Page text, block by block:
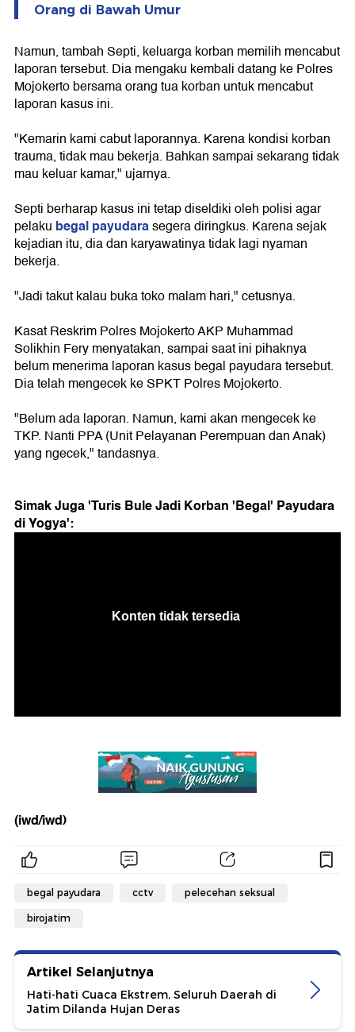
Orang di Bawah Umur
Namun, tambah Septi, keluarga korban memilih mencabut
laporan tersebut. Dia mengaku kembali datang ke Polres
Mojokerto bersama orang tua korban untuk mencabut
laporan kasus ini.
"Kemarin kami cabut laporannya. Karena kondisi korban
trauma, tidak mau bekerja. Bahkan sampai sekarang tidak
mau keluar kamar," ujarnya.
Septi berharap kasus ini tetap diseldiki oleh polisi agar
pelaku begal payudarasegera diringkus. Karena sejak
kejadian itu, dia dan karyawatinya tidak lagi nyaman
bekerja.
"Jadi takut kalau buka toko malam hari," cetusnya.
Kasat Reskrim Polres Mojokerto AKP Muhammad
Solikhin Fery menyatakan, sampai saat ini pihaknya
belum menerima laporan kasus begal payudara tersebut.
Dia telah mengecek ke SPKT Polres Mojokerto.
"Belum ada laporan. Namun, kami akan mengecek ke
TKP. Nanti PPA (Unit Pelayanan Perempuan dan Anak)
yang ngecek," tandasnya.
Simak Juga 'Turis Bule Jadi Korban 'Begal' Payudara
di Yogya':
(iwd/iwd)
begal payudara cctv pelecehan seksual
birojatim
Artikel Selanjutnya
Hati-hati Cuaca Ekstrem, Seluruh Daerah di
Jatim Dilanda Hujan Deras